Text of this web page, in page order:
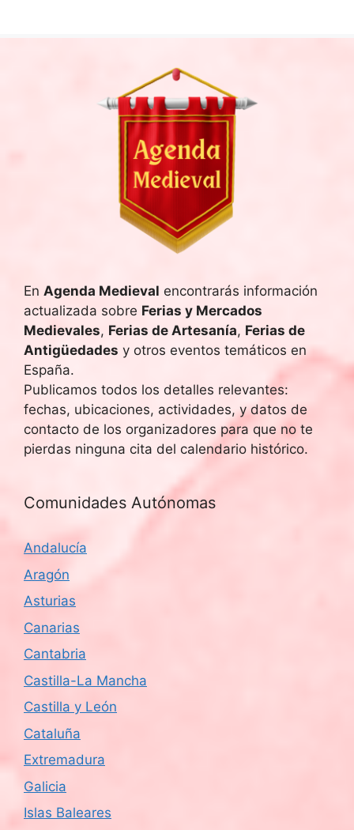
En Agenda Medieval encontrarás información
actualizada sobre Ferias y Mercados
Medievales, Ferias de Artesanía, Ferias de
Antigüedades y otros eventos temáticos en
España.
Publicamos todos los detalles relevantes:
fechas, ubicaciones, actividades, y datos de
contacto de los organizadores para que no te
pierdas ninguna cita del calendario histórico.
Comunidades Autónomas
Andalucía
Aragón
Asturias
Canarias
Cantabria
Castilla-La Mancha
Castilla y León
Cataluña
Extremadura
Galicia
Islas Baleares